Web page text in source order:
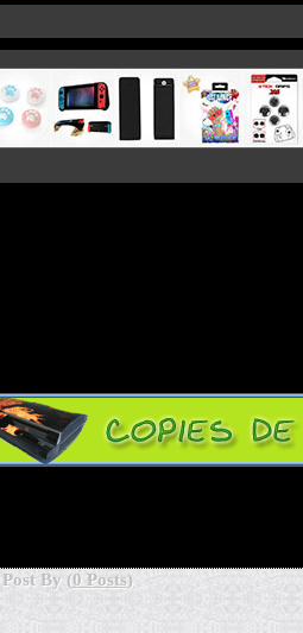
Post By (0 Posts)